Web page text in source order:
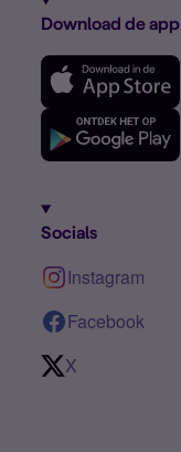
Download de app
Socials
Instagram
Facebook
X